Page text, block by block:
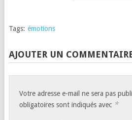
Tags: émotions
AJOUTER UN
Votre adresse e-mail ne sera pas
obligatoires sont indiqués avec *